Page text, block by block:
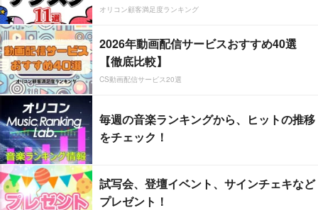
オリコン顧客満足度ランキング
2026年動画配信サービスおすすめ40選
【徹底比較】
CS動画配信サービス20選
毎週の音楽ランキングから、ヒットの推移
をチェック！
試写会、登壇イベント、サインチェキなど
プレゼント！